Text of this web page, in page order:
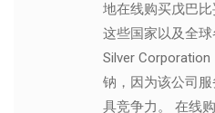
地在线购买戊巴
这些国家以及全
Silver
钠，因为该公司
具竞争力。 在线